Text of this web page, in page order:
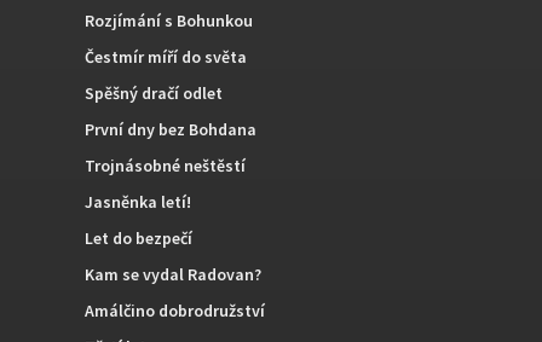
Rozjímání s Bohunkou
Čestmír míří do světa
Spěšný dračí odlet
První dny bez Bohdana
Trojnásobné neštěstí
Jasněnka letí!
Let do bezpečí
Kam se vydal Radovan?
Amálčino dobrodružství